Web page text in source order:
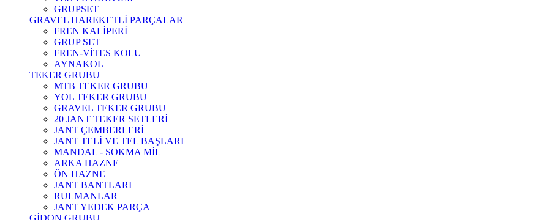
GRUPSET
GRAVEL HAREKETLİ PARÇALAR
FREN KALİPERİ
GRUP SET
FREN-VİTES KOLU
AYNAKOL
TEKER GRUBU
MTB TEKER GRUBU
YOL TEKER GRUBU
GRAVEL TEKER GRUBU
20 JANT TEKER SETLERİ
JANT ÇEMBERLERİ
JANT TELİ VE TEL BAŞLARI
MANDAL - SOKMA MİL
ARKA HAZNE
ÖN HAZNE
JANT BANTLARI
RULMANLAR
JANT YEDEK PARÇA
GİDON GRUBU